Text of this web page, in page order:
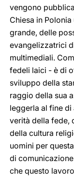
vengono
Chiesa in
grande, delle
evangelizzatrici
multimediali.
fedeli laici - è di
sviluppo della
raggio della sua
leggerla al fine
verità della fede,
della cultura
uomini per
di
che questo